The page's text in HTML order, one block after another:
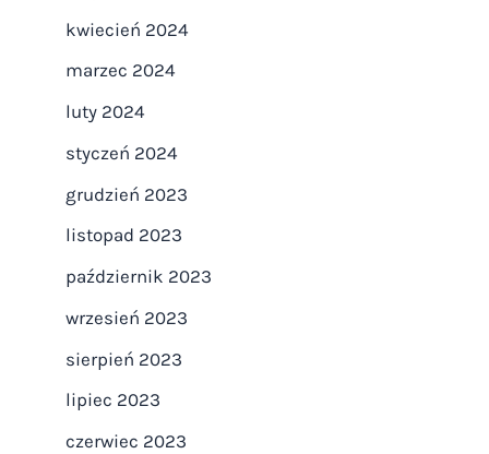
kwiecień 2024
marzec 2024
luty 2024
styczeń 2024
grudzień 2023
listopad 2023
październik 2023
wrzesień 2023
sierpień 2023
lipiec 2023
czerwiec 2023